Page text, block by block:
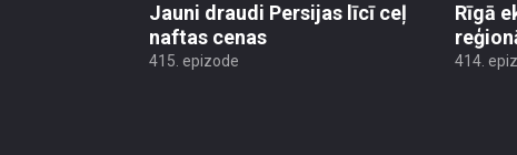
Jauni draudi Persijas līcī ceļ
naftas cenas
415. epizode
Rīgā
414.